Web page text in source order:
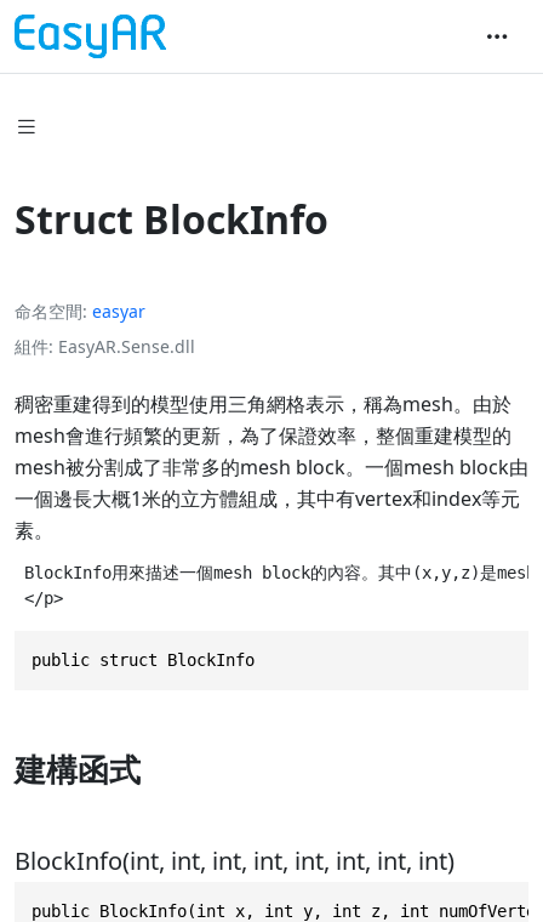
Struct BlockInfo
命名空間 easyar
組件 EasyAR.Sense.dll
稠密重建得到的模型使用三角網格表示，稱為mesh。由於
mesh會進行頻繁的更新，為了保證效率，整個重建模型的
mesh被分割成了非常多的mesh block。一個mesh block由
一個邊長大概1米的立方體組成，其中有vertex和index等元
素。
BlockInfo用來描述一個mesh block的內容。其中(x,y,z)是mesh
public struct BlockInfo
建構函式
BlockInfo(int, int, int, int, int, int, int, int)
public BlockInfo(int x, int y, int z, int